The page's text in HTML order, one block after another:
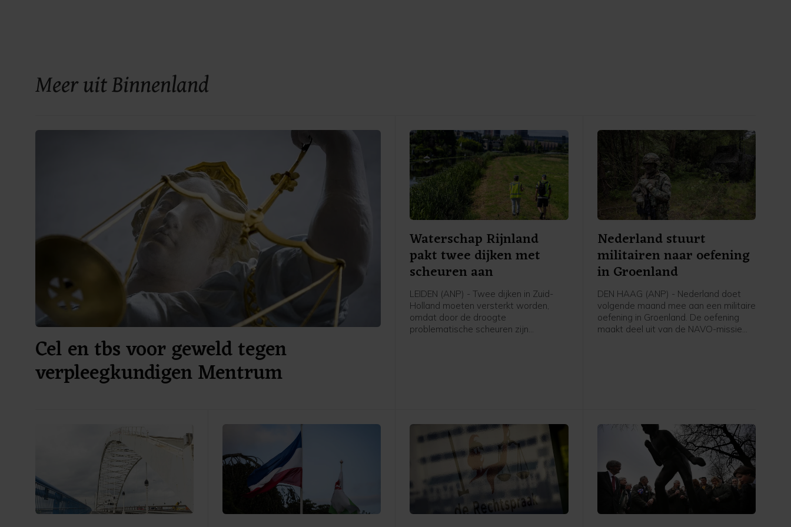
Meer uit Binnenland
Cel en tbs voor geweld tegen
verpleegkundigen Mentrum
Waterschap Rijnland
pakt twee dijken met
scheuren aan
LEIDEN (ANP) - Twee dijken in Zuid-
Holland moeten versterkt worden,
omdat door de droogte
problematische scheuren zijn
Nederland stuurt
militairen naar oefening
in Groenland
DEN HAAG (ANP) - Nederland doet
volgende maand mee aan een militaire
oefening in Groenland. De oefening
maakt deel uit van de NAVO-missie